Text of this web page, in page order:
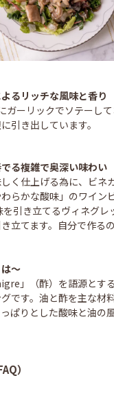
るリッチな風味と香り
ガーリックでソテーし
引き出しています。
る複雑で奥深い味わい
く仕上げる為に、ビネ
らかな酸味」のワイン
を引き立てるヴィネグレ
立てます。自分で作る
～
」（酢）を語源とす
です。油と酢を主な材
ぱりとした酸味と油の
）